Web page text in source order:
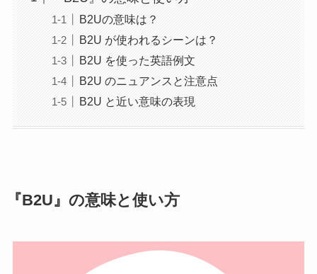
B2Uの意味は？
B2U が使われるシーンは？
B2U を使った英語例文
B2U のニュアンスと注意点
B2U と近い意味の表現
『B2U』の意味と使い方